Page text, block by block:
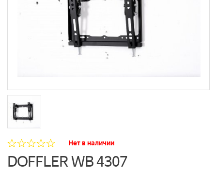
Нет в наличии
DOFFLER WB 4307